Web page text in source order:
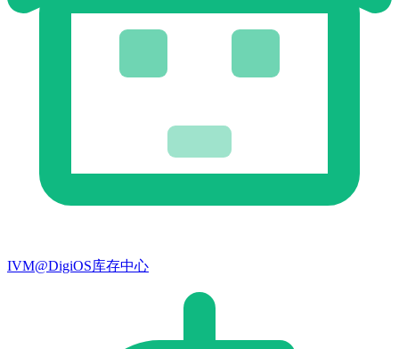
IVM@DigiOS库存中心